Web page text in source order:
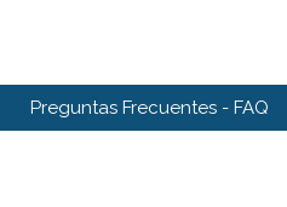
Preguntas Frecuentes - FAQ